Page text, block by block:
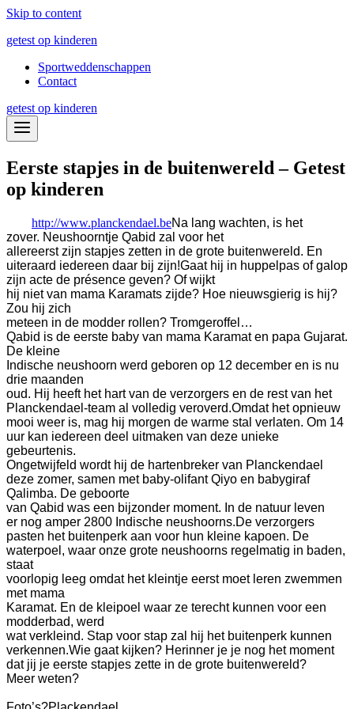
Skip to content
getest op kinderen
Sportweddenschappen
Contact
getest op kinderen
Eerste stapjes in de buitenwereld – Getest
op kinderen
http://www.planckendael.beNa lang wachten, is het
zover. Neushoorntje Qabid zal voor het
allereerst zijn stapjes zetten in de grote buitenwereld. En
uiteraard iedereen daar bij zijn!Gaat hij in huppelpas of galop
zijn acte de présence geven? Of wijkt
hij niet van mama Karamats zijde? Hoe nieuwsgierig is hij?
Zou hij zich
meteen in de modder rollen? Tromgeroffel…
Qabid is de eerste baby van mama Karamat en papa Gujarat.
De kleine
Indische neushoorn werd geboren op 12 december en is nu
drie maanden
oud. Hij heeft het hart van de verzorgers en de rest van het
Planckendael-team al volledig veroverd.Omdat het opnieuw
mooi weer is, mag hij morgen de warme stal verlaten. Om 14
uur kan iedereen deel uitmaken van deze unieke
gebeurtenis.
Ongetwijfeld wordt hij de hartenbreker van Planckendael
deze zomer, samen met baby-olifant Qiyo en babygiraf
Qalimba. De geboorte
van Qabid was een bijzonder moment. In de natuur leven
er nog amper 2800 Indische neushoorns.De verzorgers
pasten het buitenperk aan voor hun kleine kapoen. De
waterpoel, waar onze grote neushoorns regelmatig in baden,
staat
voorlopig leeg omdat het kleintje eerst moet leren zwemmen
met mama
Karamat. En de kleipoel waar ze terecht kunnen voor een
modderbad, werd
wat verkleind. Stap voor stap zal hij het buitenperk kunnen
verkennen.Wie gaat kijken? Herinner je je nog het moment
dat jij je eerste stapjes zette in de grote buitenwereld?
Meer weten?